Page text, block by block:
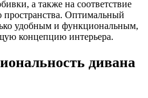
а также на соответствие
пространства. Оптимальный
удобным и функциональным,
концепцию интерьера.
дивана